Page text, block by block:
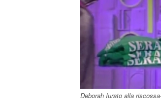
Deborah Iurato alla